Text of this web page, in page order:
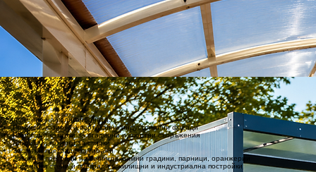
Устойчивост на атмосферни условия.
Отлично съчетание между здравина и тегло.
Несравними топлоизолационни качества спрямо останалите пластмасови плоскости.
Чистота и удобство
Материалът е с висока степен на прозрачност и чистота от примеси. 89%
светлопропускливост.
Плоскостите могат да се монтират без специални средства за повдигане, тъй като са
изключително леки.
По-евтино и за по-дълго
Понижаване на разходите за носещата конструкция поради лекотата на
поликарбонатните плоскости.
Вандалоустойчив и подходящ за обществени сгради и съоръжения.
Приложение на поликарбоната:
Покриви, козирки и вертикални индустриални фасади
Покриви и козирки за стадиони и спортни съоръжения
Покриви и козирки за спирки
Защитни прегради за гаражи
Защитни прегради на веранди, зимни градини, парници, оранжерии
Подвижни стени и прегради в жилищни и индустриална постройки